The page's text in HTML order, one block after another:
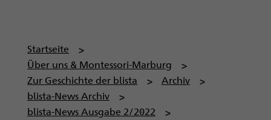
P
f
a
d
n
Startseite
Über uns & Montessori-Marburg
Zur Geschichte der blista
Archiv
blista-News Archiv
blista-News Ausgabe 2/2022